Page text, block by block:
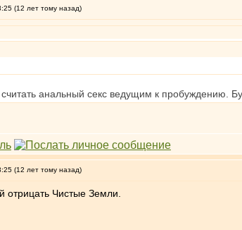
(12 лет тому назад)
анальный секс ведущим к пробуждению.
(12 лет тому назад)
отрицать Чистые Земли.